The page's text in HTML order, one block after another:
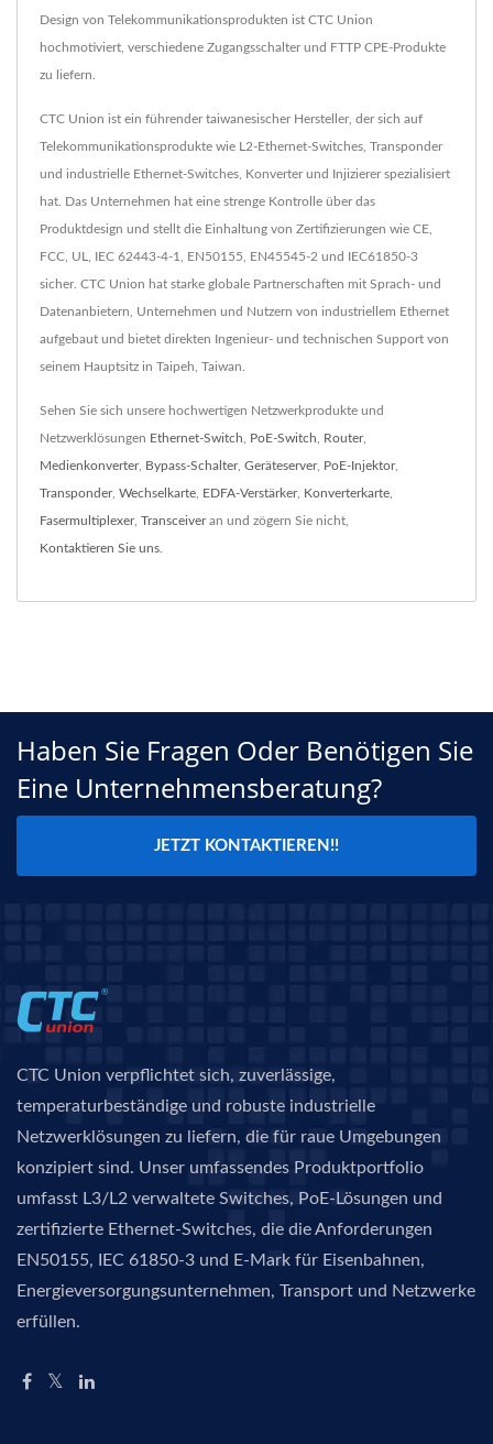
Design von Telekommunikationsprodukten ist CTC Union
hochmotiviert, verschiedene Zugangsschalter und FTTP CPE-Produkte
zu liefern.
CTC Union ist ein führender taiwanesischer Hersteller, der sich auf
Telekommunikationsprodukte wie L2-Ethernet-Switches, Transponder
und industrielle Ethernet-Switches, Konverter und Injizierer spezialisiert
hat. Das Unternehmen hat eine strenge Kontrolle über das
Produktdesign und stellt die Einhaltung von Zertifizierungen wie CE,
FCC, UL, IEC 62443-4-1, EN50155, EN45545-2 und IEC61850-3
sicher. CTC Union hat starke globale Partnerschaften mit Sprach- und
Datenanbietern, Unternehmen und Nutzern von industriellem Ethernet
aufgebaut und bietet direkten Ingenieur- und technischen Support von
seinem Hauptsitz in Taipeh, Taiwan.
Sehen Sie sich unsere hochwertigen Netzwerkprodukte und
Netzwerklösungen Ethernet-Switch PoE-Switch Router,
Medienkonverter, Bypass-Schalter, Geräteserver, PoE-Injektor,
Transponder, Wechselkarte EDFA-Verstärker, Konverterkarte
Fasermultiplexer, Transceiveran und zögern Sie nicht,
Kontaktieren Sie uns
Haben Sie Fragen Oder Benötigen Sie
Eine Unternehmensberatung?
JETZT KONTAKTIEREN!!
CTC Union verpflichtet sich, zuverlässige,
temperaturbeständige und robuste industrielle
Netzwerklösungen zu liefern, die für raue Umgebungen
konzipiert sind. Unser umfassendes Produktportfolio
umfasst L3/L2 verwaltete Switches, PoE-Lösungen und
zertifizierte Ethernet-Switches, die die Anforderungen
EN50155, IEC 61850-3 und E-Mark für Eisenbahnen,
Energieversorgungsunternehmen, Transport und Netzwerke
erfüllen.